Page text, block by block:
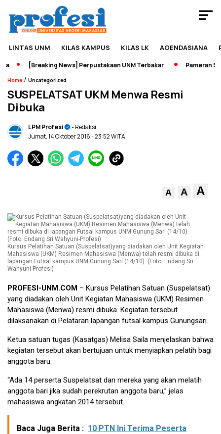
LINTAS UNM KILAS KAMPUS KILAS LK AGENDASIANA
[Breaking News] Perpustakaan UNM Terbakar Pameran
Home / Uncategorized
SUSPELATSAT UKM Menwa Resmi
Dibuka
LPM Profesi
- Redaksi
Jumat, 14 Oktober 2016- 23:52 WITA
A A A
Kursus Pelatihan Satuan (Suspelatsat)yang diadakan oleh Unit Kegiatan
Mahasiswa (UKM) Resimen Mahasiswa (Menwa) telah resmi dibuka di
lapangan Futsal kampus UNM Gunung Sari (14/10). (Foto: Endang Sri
Wahyuni-Profesi)
PROFESI-UNM.COM – Kursus Pelatihan Satuan (Suspelatsat)
yang diadakan oleh Unit Kegiatan Mahasiswa (UKM) Resimen
Mahasiswa (Menwa) resmi dibuka. Kegiatan tersebut
dilaksanakan di Pelataran lapangan futsal kampus Gunungsari.
Ketua satuan tugas (Kasatgas) Melisa Saila menjelaskan bahwa
kegiatan tersebut akan bertujuan untuk menyiapkan pelatih bagi
anggota baru.
“Ada 14 perserta Suspelatsat dan mereka yang akan melatih
anggota bari jika sudah perekrutan anggota baru,” jelas
mahasiswa angkatan 2014 tersebut.
Baca Juga Berita : 10 PTN Ini Terima Peserta